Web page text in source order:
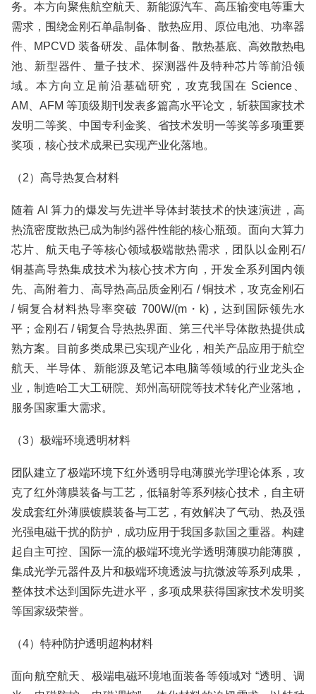
务。本方向聚焦航空航天、新能源汽车、高压输变电等重大
需求，围绕金刚石单晶制备、散热应用、原位电池、功率器
件、MPCVD 装备研发、晶体制备、散热基底、高效散热电
池、新型器件、量子技术、探测器件及特种芯片等前沿领
域。本方向立足前沿基础研究，攻克我国在 Science、
AM、AFM 等顶级期刊发表多篇高水平论文，斩获国家技术
发明二等奖、中国专利金奖、省技术发明一等奖等多项重要
奖项，核心技术成果已实现产业化落地。
（2）高导热复合材料
随着 AI 算力的爆发与先进半导体封装技术的快速演进，高
热流密度散热已成为制约器件性能的核心瓶颈。面向大算力
芯片、航天电子等核心领域极端散热需求，团队以金刚石/
铜基高导热集成技术为核心技术方向，开发全系列国内领
先、高附着力、高导热高品质金刚石 / 铜技术，攻克金刚石
/ 铜复合材料热导率突破 700W/(m・k)，达到国际领先水
平；金刚石 / 铜复合导热热界面、第三代半导体散热提供成
熟方案。目前多类成果已实现产业化，相关产品应用于航空
航天、半导体、新能源及笔记本电脑等领域的行业龙头企
业，制造哈工大工研院、郑州高研院等技术转化产业落地，
服务国家重大需求。
（3）极端环境透明材料
团队建立了极端环境下红外透明导电薄膜光学理论体系，攻
克了红外薄膜装备与工艺，低辐射等系列核心技术，自主研
发成套红外薄膜镀膜装备与工艺，有效解决了气动、热及强
光强电磁干扰的防护，成功应用于我国多款国之重器。构建
起自主可控、国际一流的极端环境光学透明薄膜功能薄膜，
集成光学元器件及片和极端环境透波与抗微波等系列成果，
整体技术达到国际先进水平，多项成果获得国家技术发明奖
等国家级荣誉。
（4）特种防护透明超构材料
面向航空航天、极端电磁环境地面装备等领域对 “透明、调